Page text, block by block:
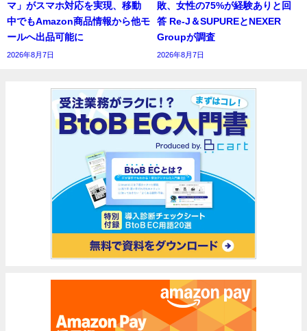
マ」がスマホ対応を実現、移動
中でもAmazon商品情報から他モ
ールへ出品可能に
2026年8月7日
敗、女性の75%が経験ありと回
答 Re-J＆SUPUREとNEXER
Groupが調査
2026年8月7日